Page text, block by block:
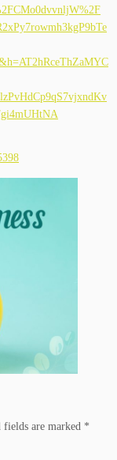
fields are marked *